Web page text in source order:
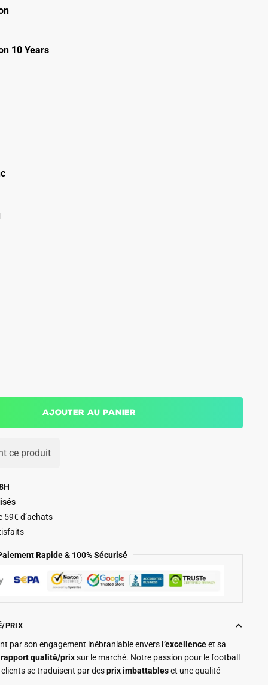
10 Years
Ajouter au panier
ce produit
59€ d’achats
Rapide & 100% Sécurisé
PRIX
par son engagement inébranlable envers l’excellenceet sa
rapport qualité/prixsur le marché. Notre passion pour le football
se traduisent par desprix imbattableset une qualité